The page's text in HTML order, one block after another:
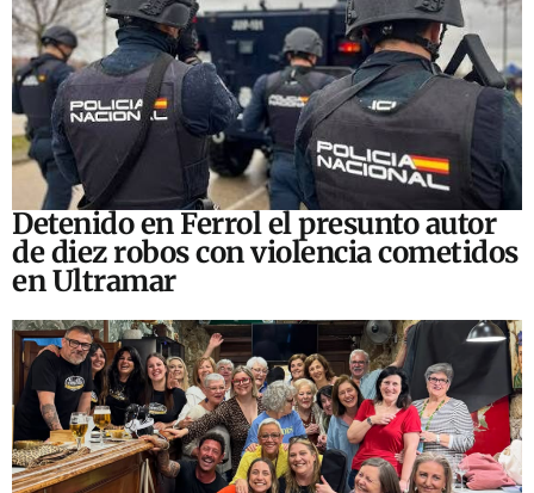
Detenido en Ferrol el presunto autor
de diez robos con violencia cometidos
en Ultramar